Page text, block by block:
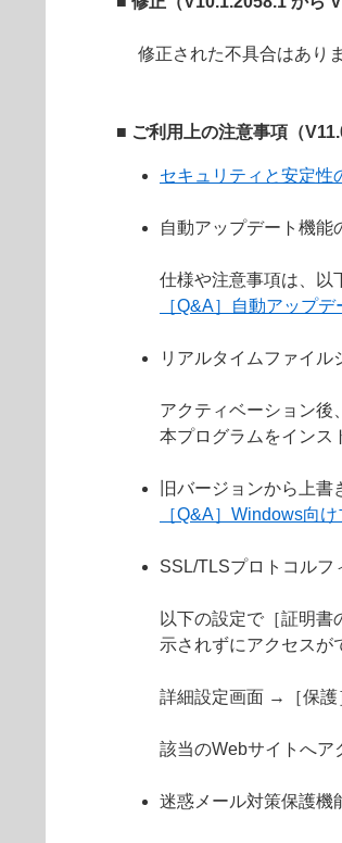
修正された不具合はあり
■ ご利用上の注意事項（
セキュリティと安定性
自動アップデート機能
仕様や注意事項は、以
［Q&A］自動アップ
リアルタイムファイル
アクティベーション後
本プログラムをインス
旧バージョンから上
［Q&A］Windows向
SSL/TLSプロトコルフ
以下の設定で［証明
示されずにアクセスが
詳細設定画面 →［保護
該当のWebサイトへア
迷惑メール対策保護機